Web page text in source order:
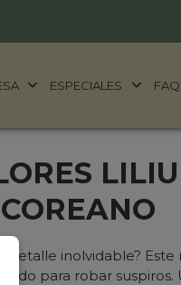
ESPECIALES
detalle inolvidable?
para robar suspiros.